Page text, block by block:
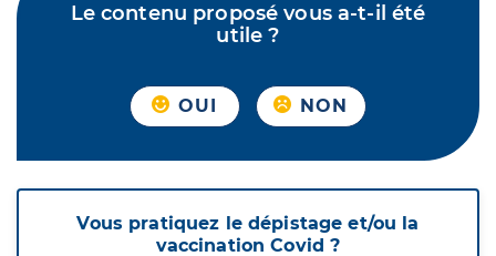
Le contenu proposé vous a-t-il été
utile ?
OUI NON
Vous pratiquez le dépistage et/ou la
vaccination Covid ?